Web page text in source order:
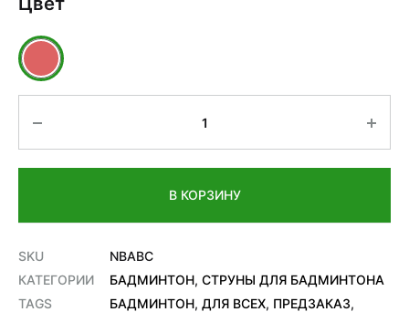
В КОРЗИНУ
SKU
NBABC
КАТЕГОРИИ
БАДМИНТОН, СТРУНЫ ДЛЯ БАДМИНТОНА
TAGS
БАДМИНТОН, ДЛЯ ВСЕХ, ПРЕДЗАКАЗ,